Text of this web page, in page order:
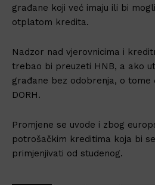
građane koji već imaju ili bi
otplatom kredita.
Nadzor nad vjerovnicima i
trebao bi preuzeti HNB, a ako
građane bez odobrenja, o tome
DORH.
Promjene se uvode i zbog
potrošačkim kreditima koja bi
primjenjivati od studenog.